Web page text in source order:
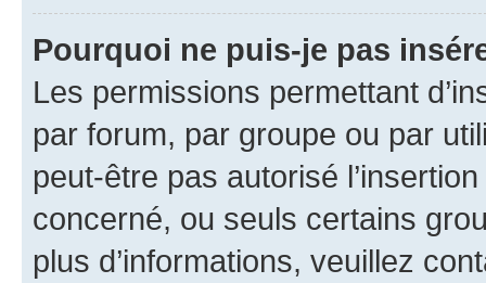
Pourquoi ne puis-je pas
Les permissions permettant
par forum, par groupe ou par
peut-être pas autorisé
concerné, ou seuls certains
plus d’informations, veuillez